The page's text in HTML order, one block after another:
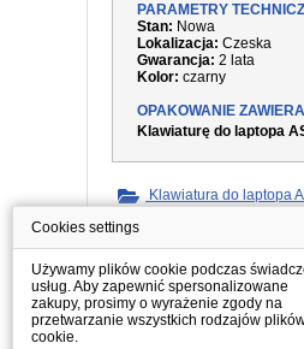
PARAMETRY
Stan: Nowa
Lokalizacja: Czeska
Gwarancja: 2 lata
Kolor: czarny
OPAKOWANIE
Klawiaturę do laptopa
Klawiatura do laptopa
Informacje
Cookies settings
Używamy plików cookie podczas
usług. Aby zapewnić spersonalizowane
zakupy, prosimy o wyrażenie zgody na
przetwarzanie wszystkich rodzajów
cookie.